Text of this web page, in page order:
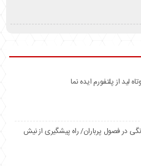
لید از پلتفورم ایده نما
در فصول پرباران/ راه پیشگیری از نیش